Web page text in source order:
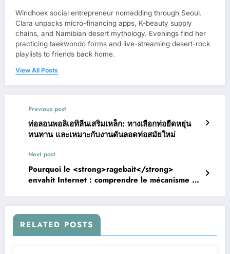
Windhoek social entrepreneur nomadding through Seoul.
Clara unpacks micro-financing apps, K-beauty supply
chains, and Namibian desert mythology. Evenings find her
practicing taekwondo forms and live-streaming desert-rock
playlists to friends back home.
View All Posts
Previous post
ท่อลอนพอลิเอทิลีนเสริมเหล็ก: ทางเลือกท่อยืดหยุ่น
ทนทาน และเหมาะกับงานดันลอดท่อสมัยใหม่
Next post
Pourquoi le <strong>ragebait</strong>
envahit Internet : comprendre le mécanisme du
RELATED POSTS